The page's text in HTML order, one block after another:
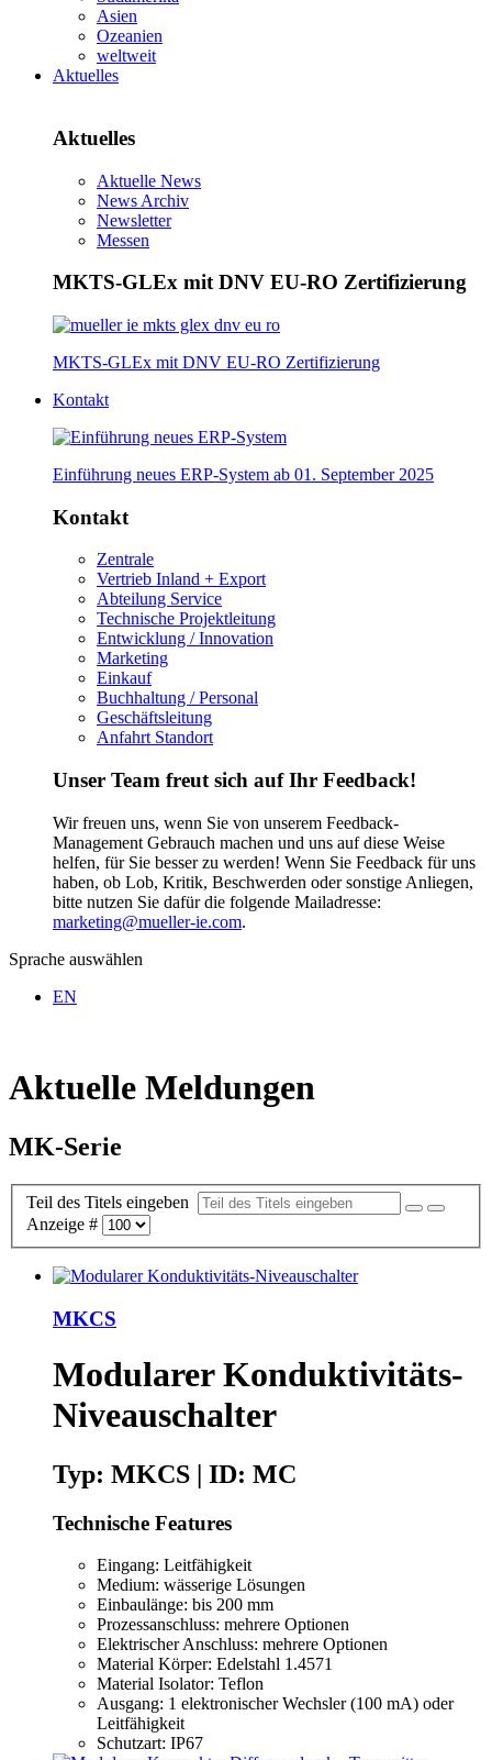
Asien
Ozeanien
weltweit
Aktuelles
Aktuelles
Aktuelle News
News Archiv
Newsletter
Messen
MKTS-GLEx mit DNV EU-RO Zertifizierung
MKTS-GLEx mit DNV EU-RO Zertifizierung
Kontakt
Einführung neues ERP-System ab 01. September 2025
Kontakt
Zentrale
Vertrieb Inland + Export
Abteilung Service
Technische Projektleitung
Entwicklung / Innovation
Marketing
Einkauf
Buchhaltung / Personal
Geschäftsleitung
Anfahrt Standort
Unser Team freut sich auf Ihr Feedback!
Wir freuen uns, wenn Sie von unserem Feedback-
Management Gebrauch machen und uns auf diese Weise
helfen, für Sie besser zu werden! Wenn Sie Feedback für uns
haben, ob Lob, Kritik, Beschwerden oder sonstige Anliegen,
bitte nutzen Sie dafür die folgende Mailadresse:
marketing@mueller-ie.com.
Sprache auswählen
EN
Aktuelle Meldungen
MK-Serie
Teil des Titels eingeben
Anzeige #
MKCS
Modularer Konduktivitäts-
Niveauschalter
Typ: MKCS | ID: MC
Technische Features
Eingang: Leitfähigkeit
Medium: wässerige Lösungen
Einbaulänge: bis 200 mm
Prozessanschluss: mehrere Optionen
Elektrischer Anschluss: mehrere Optionen
Material Körper: Edelstahl 1.4571
Material Isolator: Teflon
Ausgang: 1 elektronischer Wechsler (100 mA) oder
Leitfähigkeit
Schutzart: IP67